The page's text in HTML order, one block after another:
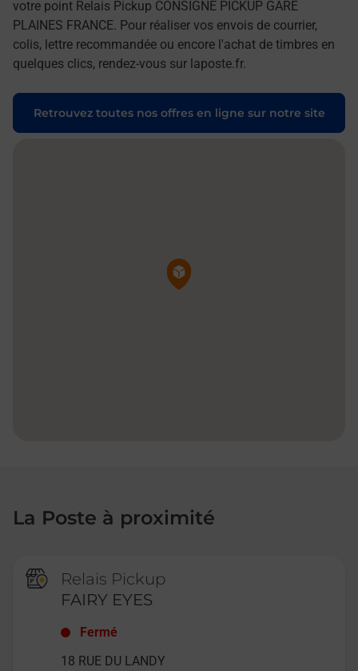
votre point Relais Pickup CONSIGNE PICKUP GARE
PLAINES FRANCE. Pour réaliser vos envois de courrier,
colis, lettre recommandée ou encore l'achat de timbres en
quelques clics, rendez-vous sur laposte.fr.
Retrouvez toutes nos offres en ligne sur notre site
Pin de la carte
La Poste à proximité
Relais Pickup
FAIRY EYES
Fermé
18 RUE DU LANDY